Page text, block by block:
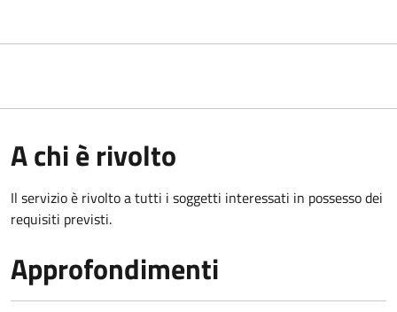
A chi è rivolto
Il servizio è rivolto a tutti i soggetti interessati in possesso dei
requisiti previsti.
Approfondimenti